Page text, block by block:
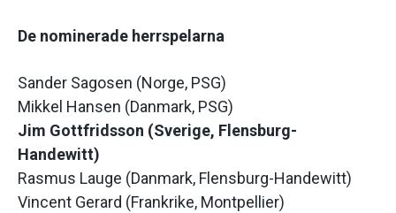
De nominerade herrspelarna
Sander Sagosen (Norge, PSG)
Mikkel Hansen (Danmark, PSG)
Jim Gottfridsson (Sverige, Flensburg-
Handewitt)
Rasmus Lauge (Danmark, Flensburg-Handewitt)
Vincent Gerard (Frankrike, Montpellier)